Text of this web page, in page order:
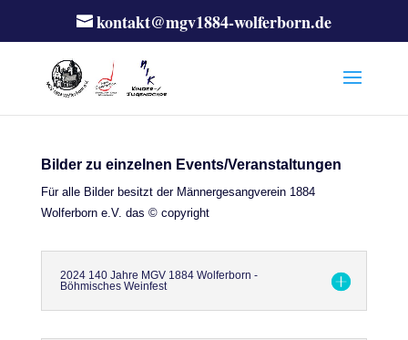
kontakt@mgv1884-wolferborn.de
Bilder zu einzelnen Events/Veranstaltungen
Für alle Bilder besitzt der Männergesangverein 1884
Wolferborn e.V. das © copyright
2024 140 Jahre MGV 1884 Wolferborn -
Böhmisches Weinfest